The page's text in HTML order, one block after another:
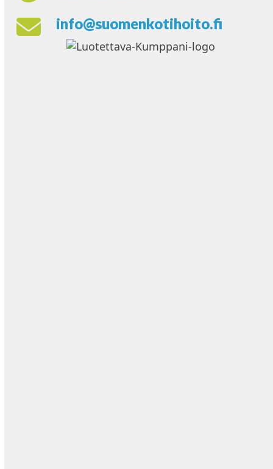
info@suomenkotihoito.fi